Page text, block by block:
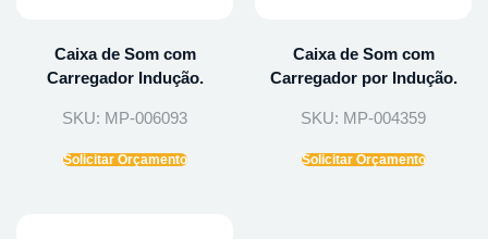
Caixa de Som com
Carregador Indução.
SKU: MP-006093
Solicitar Orçamento
Caixa de Som com
Carregador por Indução.
SKU: MP-004359
Solicitar Orçamento